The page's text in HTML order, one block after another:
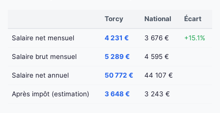
Torcy National Écart
Salaire net mensuel 4 231 € 3 676 € +15.1%
Salaire brut mensuel 5 289 € 4 595 €
Salaire net annuel 50 772 € 44 107 €
Après impôt (estimation) 3 648 € 3 243 €